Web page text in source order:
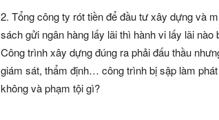
2. Tổng công ty rót tiền để đầu tư xây dựng và
sách gửi ngân hàng lấy lãi thì hành vi lấy lãi
Công trình xây dựng đúng ra phải đấu thầu
giám sát, thẩm định… công trình bị sập làm
không và phạm tội gì?